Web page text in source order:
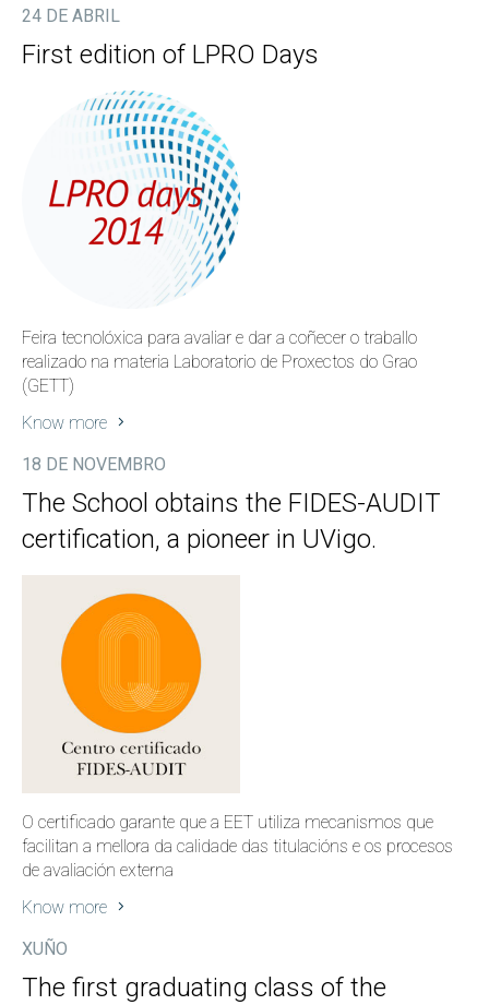
24 DE ABRIL
First edition of LPRO Days
Feira tecnolóxica para avaliar e dar a coñecer o traballo
realizado na materia Laboratorio de Proxectos do Grao
(GETT)
Know more
18 DE NOVEMBRO
The School obtains the FIDES-AUDIT
certification, a pioneer in UVigo.
O certificado garante que a EET utiliza mecanismos que
facilitan a mellora da calidade das titulacións e os procesos
de avaliación externa
Know more
XUÑO
The first graduating class of the